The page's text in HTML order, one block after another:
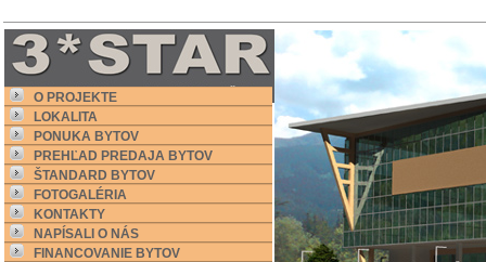
O PROJEKTE
LOKALITA
PONUKA BYTOV
PREHĽAD PREDAJA BYTOV
ŠTANDARD BYTOV
FOTOGALÉRIA
KONTAKTY
NAPÍSALI O NÁS
FINANCOVANIE BYTOV